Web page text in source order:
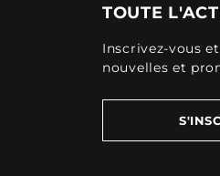
TOUTE
Inscrivez-vous
nouvelles et